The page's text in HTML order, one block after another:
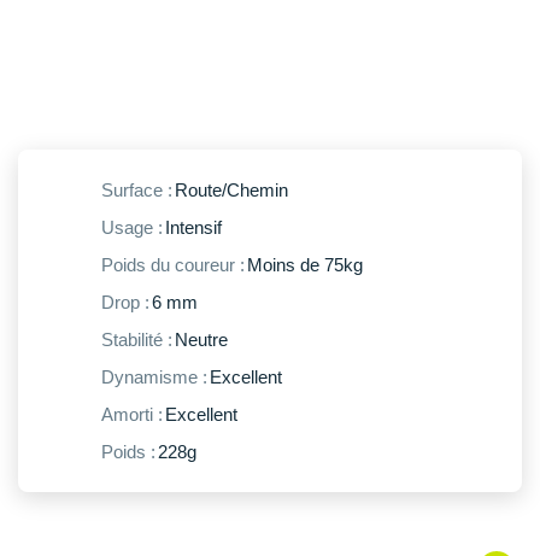
Surface : Route/Chemin
Usage : Intensif
Poids du coureur : Moins de 75kg
Drop :6 mm
Stabilité : Neutre
Dynamisme : Excellent
Amorti : Excellent
Poids : 228g
On-Running
OVERSTIMS
Patagonia
Puma